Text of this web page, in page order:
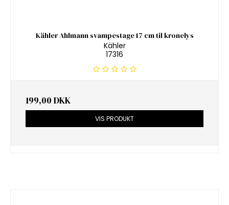
Kähler Ahlmann svampestage 17 cm til kronelys
Kähler
17316
199,00 DKK
VIS PRODUKT